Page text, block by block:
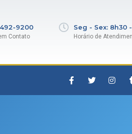
9200
Contato
Seg - Sex: 8h30
Horário de